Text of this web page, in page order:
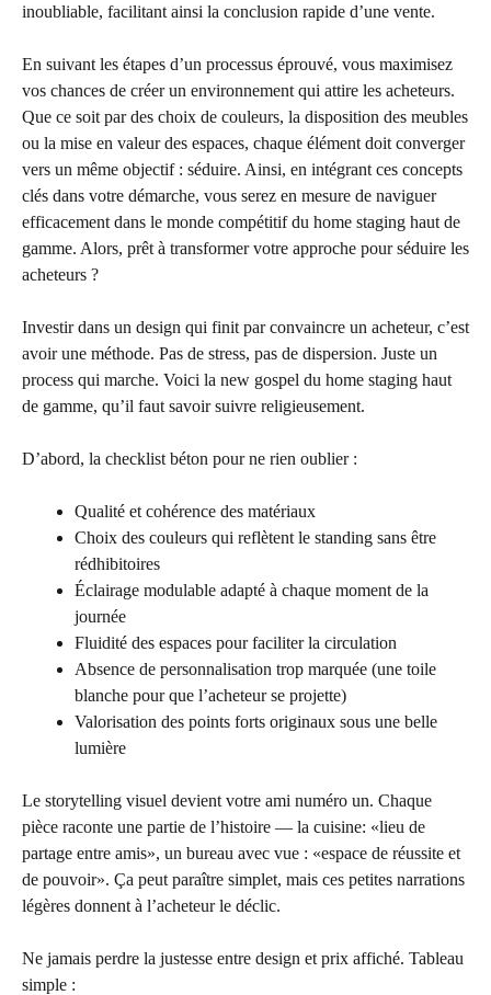
inoubliable, facilitant ainsi la conclusion rapide d’une vente.
En suivant les étapes d’un processus éprouvé, vous maximisez
vos chances de créer un environnement qui attire les acheteurs.
Que ce soit par des choix de couleurs, la disposition des meubles
ou la mise en valeur des espaces, chaque élément doit converger
vers un même objectif : séduire. Ainsi, en intégrant ces concepts
clés dans votre démarche, vous serez en mesure de naviguer
efficacement dans le monde compétitif du home staging haut de
gamme. Alors, prêt à transformer votre approche pour séduire les
acheteurs ?
Investir dans un design qui finit par convaincre un acheteur, c’est
avoir une méthode. Pas de stress, pas de dispersion. Juste un
process qui marche. Voici la new gospel du home staging haut
de gamme, qu’il faut savoir suivre religieusement.
D’abord, la checklist béton pour ne rien oublier :
Qualité et cohérence des matériaux
Choix des couleurs qui reflètent le standing sans être
rédhibitoires
Éclairage modulable adapté à chaque moment de la
journée
Fluidité des espaces pour faciliter la circulation
Absence de personnalisation trop marquée (une toile
blanche pour que l’acheteur se projette)
Valorisation des points forts originaux sous une belle
lumière
Le storytelling visuel devient votre ami numéro un. Chaque
pièce raconte une partie de l’histoire — la cuisine: «lieu de
partage entre amis», un bureau avec vue : «espace de réussite et
de pouvoir». Ça peut paraître simplet, mais ces petites narrations
légères donnent à l’acheteur le déclic.
Ne jamais perdre la justesse entre design et prix affiché. Tableau
simple :